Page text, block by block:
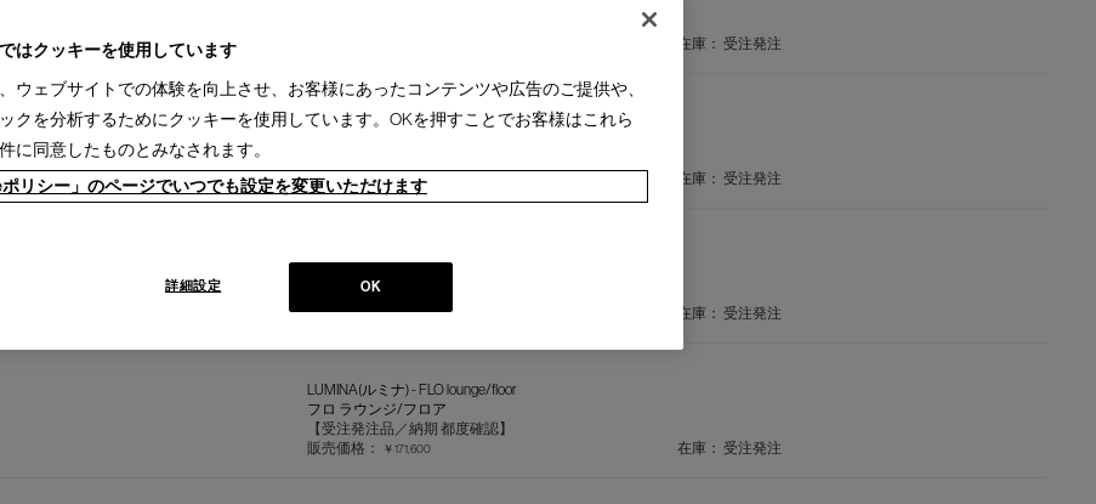
在庫： 受注発注
FOSCARINI(フォスカリーニ) Twiggy floor
販売価格：￥346,280 在庫： 受注発注
【受注発注品／納期 都度確認】
販売価格：￥167,200 在庫： 受注発注
LUMINA(ルミナ) - FLO lounge/floor
フロ ラウンジ/フロア
【受注発注品／納期 都度確認】
販売価格：
￥171,600 在庫： 受注発注
はクッキーを使用しています
ウェブサイトでの体験を向上させ、お客様にあったコンテンツや広告のご提供や、
クを分析するためにクッキーを使用しています。OKを押すことでお客様はこれら
に同意したものとみなされます。
ポリシー」のページでいつでも設定を変更いただけます
OK
詳細設定